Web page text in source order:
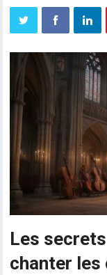
Les
chanter les